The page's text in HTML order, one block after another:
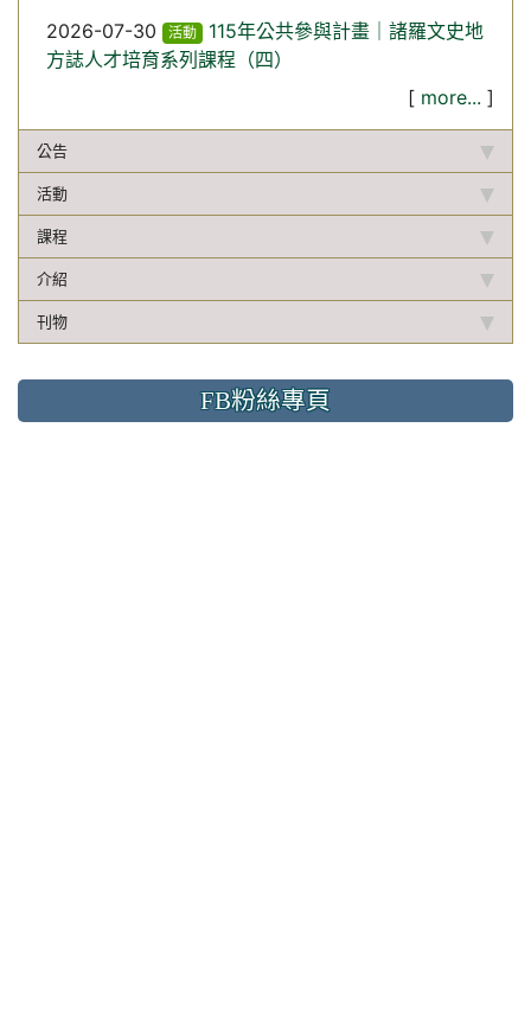
2026-07-30
活動
115年公共參與計畫｜諸羅文史地
方誌人才培育系列課程（四）
[ more... ]
公告
活動
課程
介紹
刊物
FB粉絲專頁